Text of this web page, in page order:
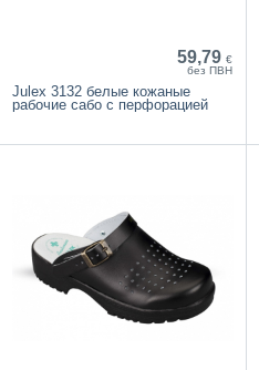
59,79 €
без ПВН
Julex 3132 белые кожаные
рабочие сабо с перфорацией